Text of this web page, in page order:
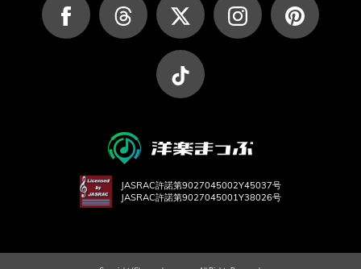
JASRAC許諾第9027045002Y45037号
JASRAC許諾第9027045001Y38026号